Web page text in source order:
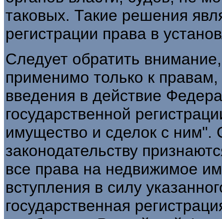
таковых. Такие решения
регистрации права в
Следует обратить
применимо только к
введения в действие
государственной
имущество и сделок с ним".
законодательству
все права на недвижимое
вступления в силу
государственная